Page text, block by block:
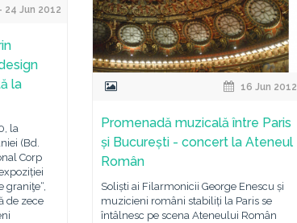
24 Jun 2012
la
la
(Bd.
Corp
graniţe“,
de zece
16 Jun 2012
Promenadă muzicală între Paris
și București - concert la Ateneul
Român
Soliști ai Filarmonicii George Enescu și
muzicieni români stabiliți la Paris se
întâlnesc pe scena Ateneului Român